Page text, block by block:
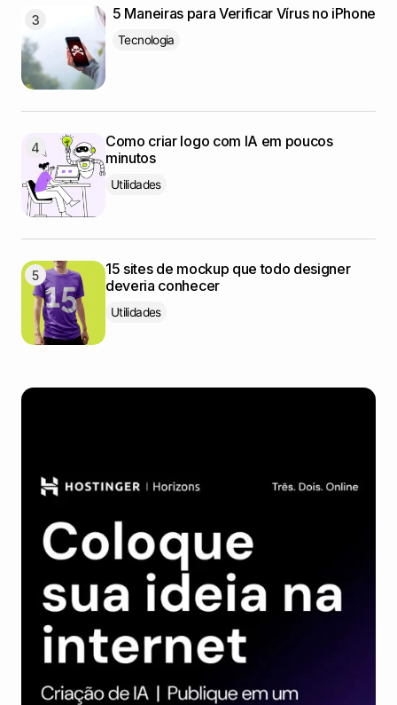
5 Maneiras para Verificar Vírus no iPhone
Tecnologia
Como criar logo com IA em poucos
minutos
Utilidades
15 sites de mockup que todo designer
deveria conhecer
Utilidades